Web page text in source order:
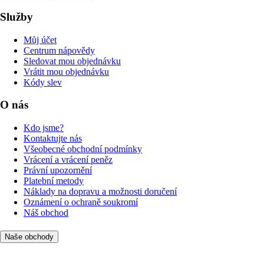
Služby
Můj účet
Centrum nápovědy
Sledovat mou objednávku
Vrátit mou objednávku
Kódy slev
O nás
Kdo jsme?
Kontaktujte nás
Všeobecné obchodní podmínky
Vrácení a vrácení peněz
Právní upozornění
Platební metody
Náklady na dopravu a možnosti doručení
Oznámení o ochraně soukromí
Náš obchod
Naše obchody